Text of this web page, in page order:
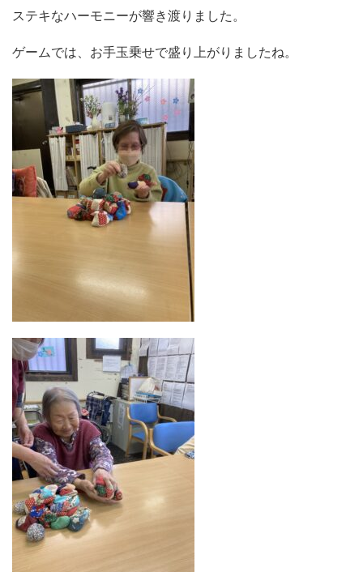
ステキなハーモニーが響き渡りました。
ゲームでは、お手玉乗せで盛り上がりましたね。